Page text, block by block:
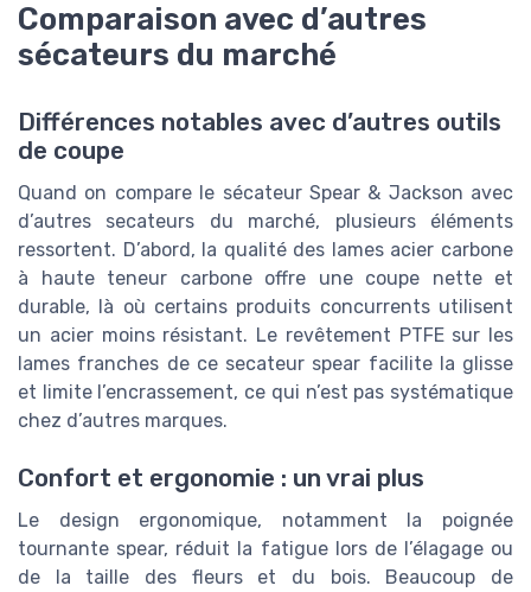
Comparaison avec d’autres
sécateurs du marché
Différences notables avec d’autres outils
de coupe
Quand on compare le sécateur Spear & Jackson avec
d’autres secateurs du marché, plusieurs éléments
ressortent. D’abord, la qualité des lames acier carbone
à haute teneur carbone offre une coupe nette et
durable, là où certains produits concurrents utilisent
un acier moins résistant. Le revêtement PTFE sur les
lames franches de ce secateur spear facilite la glisse
et limite l’encrassement, ce qui n’est pas systématique
chez d’autres marques.
Confort et ergonomie : un vrai plus
Le design ergonomique, notamment la poignée
tournante spear, réduit la fatigue lors de l’élagage ou
de la taille des fleurs et du bois. Beaucoup de